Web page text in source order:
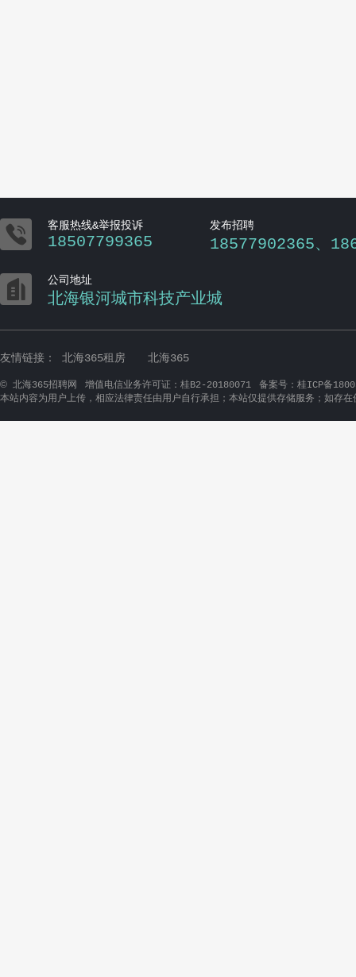
 客服热线&举报投诉
18507799365
发布招聘
18577902365、
 公司地址
北海银河城市科技产业城
友情链接： 北海365租房 北海365
© 北海365招聘网 增值电信业务许可证：桂B2-20180071
备案号：桂ICP备
本站内容为用户上传，相应法律责任由用户自行承担；本站仅提供存储服务；如存